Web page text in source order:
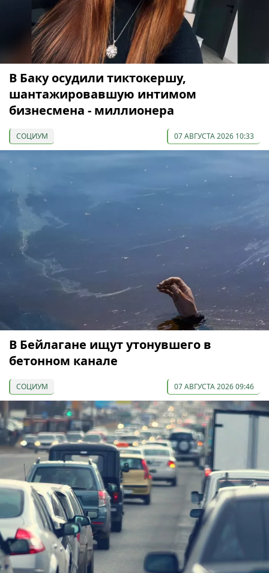
В Баку осудили тиктокершу,
шантажировавшую интимом
бизнесмена - миллионера
СОЦИУМ 07 АВГУСТА 2026 10:33
В Бейлагане ищут утонувшего в
бетонном канале
СОЦИУМ 07 АВГУСТА 2026 09:46